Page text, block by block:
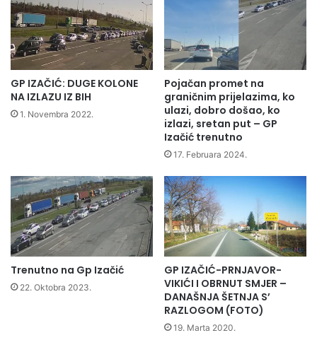
GP IZAČIĆ: DUGE KOLONE
NA IZLAZU IZ BIH
1. Novembra 2022.
Pojačan promet na
graničnim prijelazima, ko
ulazi, dobro došao, ko
izlazi, sretan put – GP
Izačić trenutno
17. Februara 2024.
Trenutno na Gp Izačić
22. Oktobra 2023.
GP IZAČIĆ-PRNJAVOR-
VIKIĆI I OBRNUT SMJER –
DANAŠNJA ŠETNJA S’
RAZLOGOM (FOTO)
19. Marta 2020.